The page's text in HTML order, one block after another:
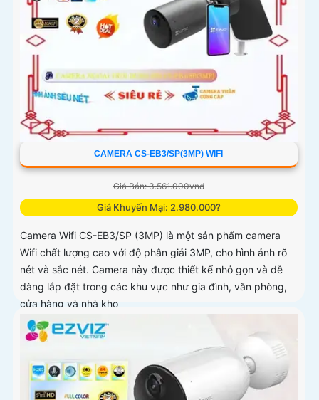
CAMERA CS-EB3/SP(3MP) WIFI
Giá Bán: 3.561.000vnd
Giá Khuyến Mại: 2.980.000?
Camera Wifi CS-EB3/SP (3MP) là một sản phẩm camera
Wifi chất lượng cao với độ phân giải 3MP, cho hình ảnh rõ
nét và sắc nét. Camera này được thiết kế nhỏ gọn và dễ
dàng lắp đặt trong các khu vực như gia đình, văn phòng,
cửa hàng và nhà kho